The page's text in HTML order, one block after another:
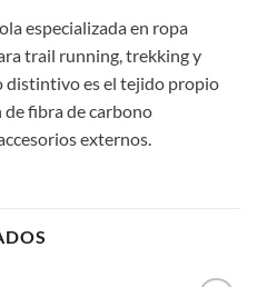
especializada en ropa
trail running, trekking y
distintivo es el tejido propio
fibra de carbono
externos.